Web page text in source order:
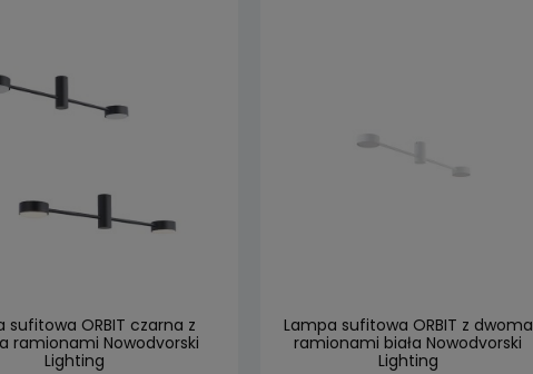
sufitowa ORBIT czarna z
ramionami Nowodvorski
Lighting
Lampa sufitowa ORBIT z dwoma
ramionami biała Nowodvorski
Lighting